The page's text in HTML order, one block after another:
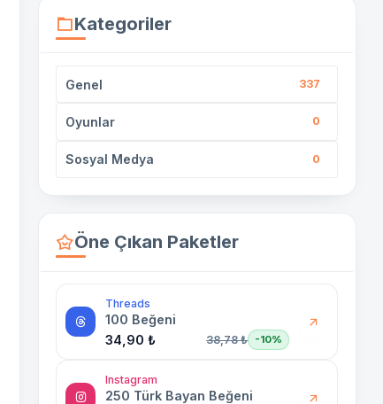
Kategoriler
Genel 337
Oyunlar 0
Sosyal Medya 0
Öne Çıkan Paketler
Threads
100 Beğeni
34,90 ₺
38,78 ₺ -10%
Instagram
250 Türk Bayan Beğeni